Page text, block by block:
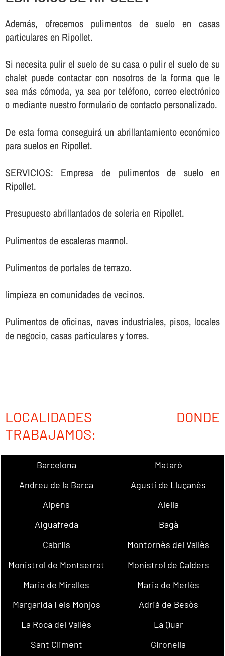
Además, ofrecemos pulimentos de suelo en casas
particulares en Ripollet.
Si necesita pulir el suelo de su casa o pulir el suelo de su
chalet puede contactar con nosotros de la forma que le
sea más cómoda, ya sea por teléfono, correo electrónico
o mediante nuestro formulario de contacto personalizado.
De esta forma conseguirá un abrillantamiento económico
para suelos en Ripollet.
SERVICIOS: Empresa de pulimentos de suelo en
Ripollet.
Presupuesto abrillantados de soleria en Ripollet.
Pulimentos de escaleras marmol.
Pulimentos de portales de terrazo.
limpieza en comunidades de vecinos.
Pulimentos de oficinas, naves industriales, pisos, locales
de negocio, casas particulares y torres.
LOCALIDADES DONDE
TRABAJAMOS:
Barcelona
Mataró
Andreu de la Barca
Agustí de Lluçanès
Alpens
Alella
Aiguafreda
Bagà
Cabrils
Montornès del Vallès
Monistrol de Montserrat
Monistrol de Calders
Maria de Miralles
Maria de Merlès
Margarida i els Monjos
Adrià de Besòs
La Roca del Vallès
La Quar
Sant Climent
Gironella